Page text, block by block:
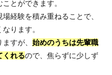
とができます。
経験を積み重ねることで、
ります。
すが、 始めのうちは先輩職
くれるので、焦らずに少しず